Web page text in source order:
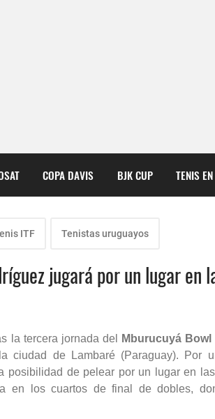
COPA DAVIS BJK CUP TENIS
ITF Tenistas uruguayos
jugará por un lugar en
la tercera jornada del Mburucuyá Bowl
ciudad de Lambaré (Paraguay). Por
posibilidad de pelear por un lugar en
en los cuartos de final de dobles,